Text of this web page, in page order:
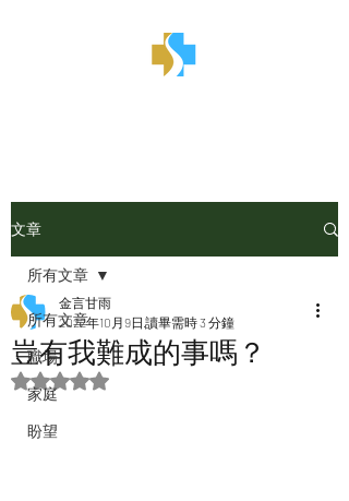
文章
所有文章
職場
家庭
盼望
所有文章
豈有我難成的事嗎？
金言甘雨
2022年10月9日 讀畢需時 3 分鐘
評等為 NaN（最高為 5 顆星）。